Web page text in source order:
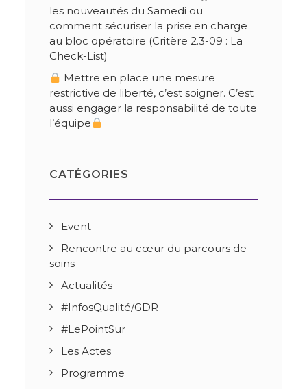
les nouveautés du Samedi ou
comment sécuriser la prise en charge
au bloc opératoire (Critère 2.3-09 : La
Check-List)
Mettre en place une mesure
restrictive de liberté, c’est soigner. C’est
aussi engager la responsabilité de toute
l’équipe
CATÉGORIES
Event
Rencontre au cœur du parcours de
soins
Actualités
#InfosQualité/GDR
#LePointSur
Les Actes
Programme